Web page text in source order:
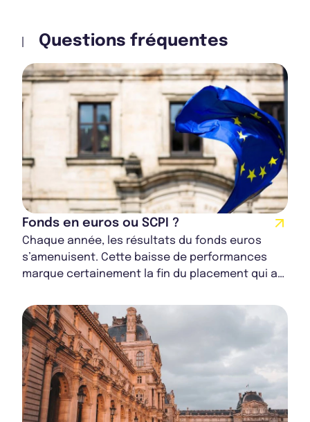
Questions fréquentes
Fonds en euros ou SCPI ?
Chaque année, les résultats du fonds euros
s’amenuisent. Cette baisse de performances
marque certainement la fin du placement qui a
1990...